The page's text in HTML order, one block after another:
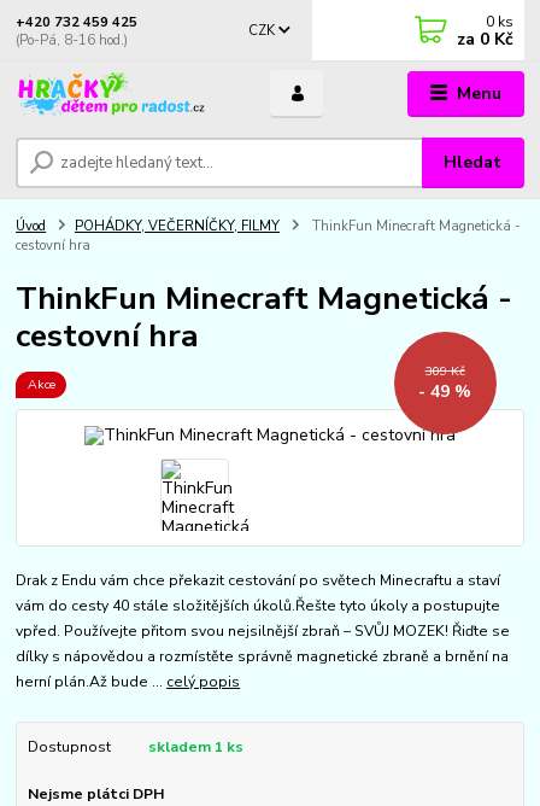
Menu
CZK
Hledat
+420 732 459 425
(Po-Pá, 8-16 hod.)
0 ks
za 0 Kč
Úvod POHÁDKY, VEČERNÍČKY, FILMY
ThinkFun Minecraft Magnetická -
cestovní hra
ThinkFun Minecraft Magnetická -
cestovní hra
Akce
309 Kč
- 49 %
Drak z Endu vám chce překazit cestování po světech Minecraftu a staví
vám do cesty 40 stále složitějších úkolů.Řešte tyto úkoly a postupujte
vpřed. Používejte přitom svou nejsilnější zbraň – SVŮJ MOZEK! Řiďte se
dílky s nápovědou a rozmístěte správně magnetické zbraně a brnění na
herní plán.Až bude ... celý popis
Dostupnost skladem 1 ks
Nejsme plátci DPH